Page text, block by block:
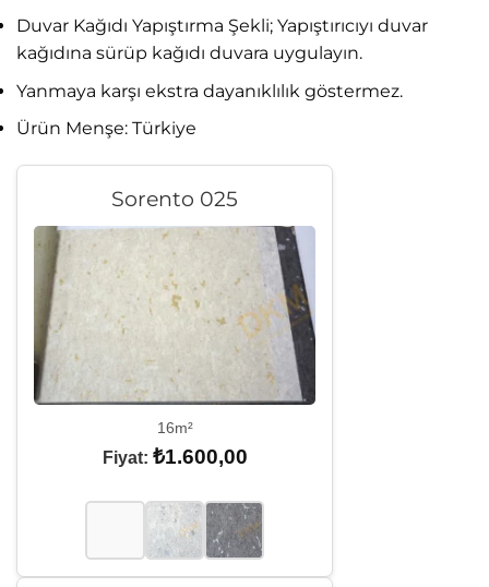
Duvar Kağıdı Yapıştırma Şekli; Yapıştırıcıyı duvar
kağıdına sürüp kağıdı duvara uygulayın.
Yanmaya karşı ekstra dayanıklılık göstermez.
Ürün Menşe: Türkiye
Sorento 025
16m²
Fiyat: ₺1.600,00